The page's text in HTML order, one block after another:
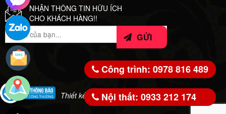
NHẬN THÔNG TIN HỮU ÍCH
CHO KHÁCH HÀNG!!
Thiết kế bởi: WeSoft.VN
Công trình: 0978 816 489
Nội thất: 0933 212 174